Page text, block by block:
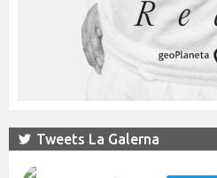
Tweets La Galerna